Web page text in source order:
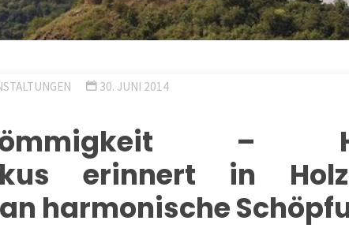
30. JUNI 2014
–
erinnert in
harmonische